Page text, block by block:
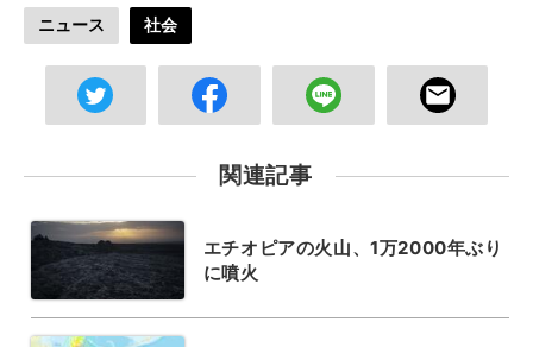
ニュース 社会
関連記事
エチオピアの火山、1万2000年ぶり
に噴火